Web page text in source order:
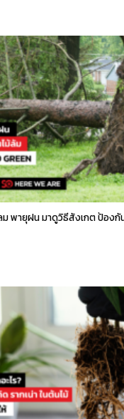
พายุฝน มาดูวิธีสังเกต ป้องกั